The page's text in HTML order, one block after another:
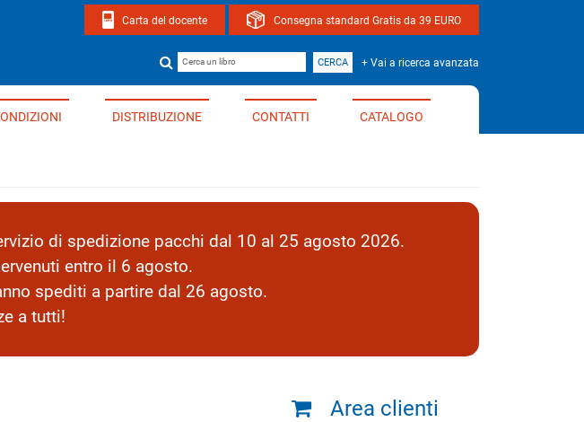
Carta del docente Consegna standard Gratis da 39 EURO
Cerca un libro CERCA + Vai a ricerca avanzata
DISTRIBUZIONE CONTATTI CATALOGO
di spedizione pacchi dal 10 al 25 agosto 2026.
entro il 6 agosto.
spediti a partire dal 26 agosto.
a tutti!
Area clienti